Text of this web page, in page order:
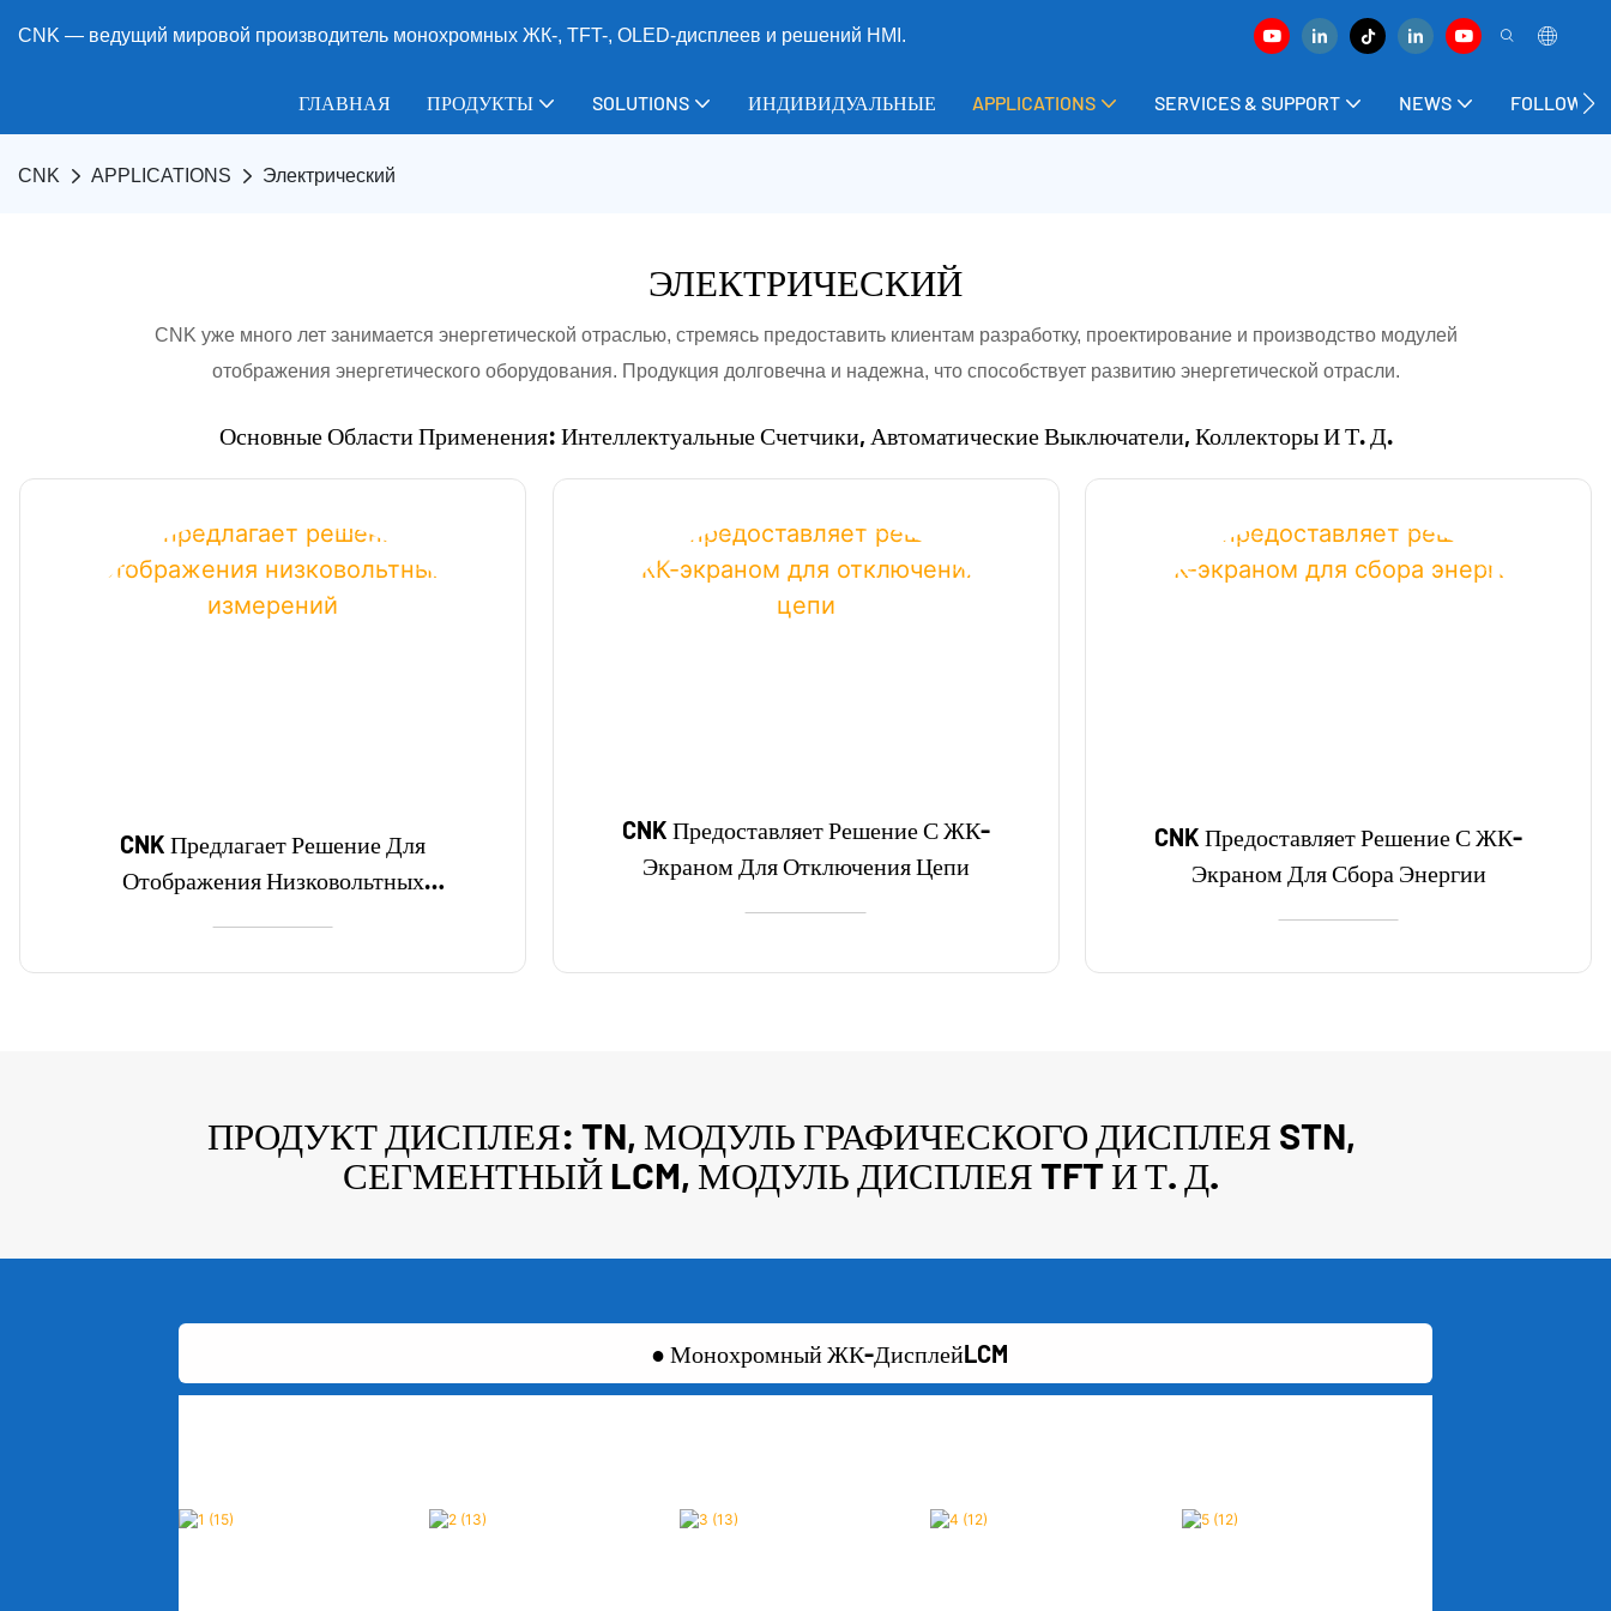
CNK — ведущий мировой производитель монохромных ЖК-, TFT-, OLED-дисплеев и решений HMI.
ГЛАВНАЯ ПРОДУКТЫ SOLUTIONS ИНДИВИДУАЛЬНЫЕ APPLICATIONS SERVICES & SUPPORT NEWS FOLLOW US
CNK APPLICATIONS Электрический
ЭЛЕКТРИЧЕСКИЙ
CNK уже много лет занимается энергетической отраслью, стремясь предоставить клиентам разработку, проектирование и производство модулей
отображения энергетического оборудования. Продукция долговечна и надежна, что способствует развитию энергетической отрасли.
Основные Области Применения: Интеллектуальные Счетчики, Автоматические Выключатели, Коллекторы И Т. Д.
CNK Предлагает Решение Для
Отображения Низковольтных
CNK Предоставляет Решение С ЖК-
Экраном Для Отключения Цепи
CNK Предоставляет Решение С ЖК-
Экраном Для Сбора Энергии
ПРОДУКТ ДИСПЛЕЯ: TN, МОДУЛЬ ГРАФИЧЕСКОГО ДИСПЛЕЯ STN,
СЕГМЕНТНЫЙ LCM, МОДУЛЬ ДИСПЛЕЯ TFT И Т. Д.
● Монохромный ЖК-ДисплейLCM